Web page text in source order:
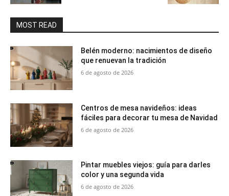
MOST READ
Belén moderno: nacimientos de diseño
que renuevan la tradición
6 de agosto de 2026
Centros de mesa navideños: ideas
fáciles para decorar tu mesa de Navidad
6 de agosto de 2026
Pintar muebles viejos: guía para darles
color y una segunda vida
6 de agosto de 2026